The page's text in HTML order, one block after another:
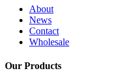
About
News
Contact
Wholesale
Our Products